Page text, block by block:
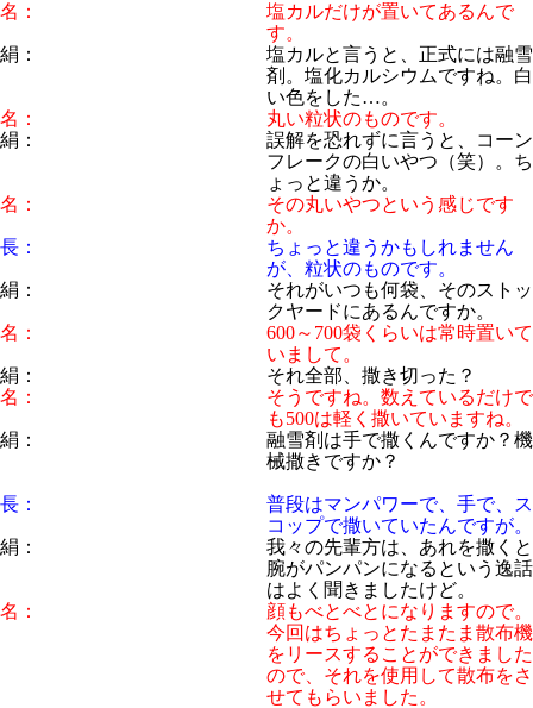
名：
塩カルだけが置いてあるんで
す。
絹：
塩カルと言うと、正式には融雪
剤。塩化カルシウムですね。白
い色をした…。
名：
丸い粒状のものです。
絹：
誤解を恐れずに言うと、コーン
フレークの白いやつ（笑）。ち
ょっと違うか。
名：
その丸いやつという感じです
か。
長：
ちょっと違うかもしれません
が、粒状のものです。
絹：
それがいつも何袋、そのストッ
クヤードにあるんですか。
名：
600～700袋くらいは常時置いて
いまして。
絹：
それ全部、撒き切った？
名：
そうですね。数えているだけで
も500は軽く撒いていますね。
絹：
融雪剤は手で撒くんですか？機
械撒きですか？
長：
普段はマンパワーで、手で、ス
コップで撒いていたんですが。
絹：
我々の先輩方は、あれを撒くと
腕がパンパンになるという逸話
はよく聞きましたけど。
名：
顔もべとべとになりますので。
今回はちょっとたまたま散布機
をリースすることができました
ので、それを使用して散布をさ
せてもらいました。